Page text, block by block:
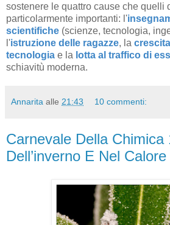
sostenere le quattro cause che quelli
particolarmente importanti: l'
scientifiche (scienze, tecnologia,
l'istruzione delle ragazze, la
tecnologia e la lotta al traffico di
schiavitù moderna.
Annarita alle 21:43 10 commenti:
Carnevale Della Chimica
Dell’inverno E Nel